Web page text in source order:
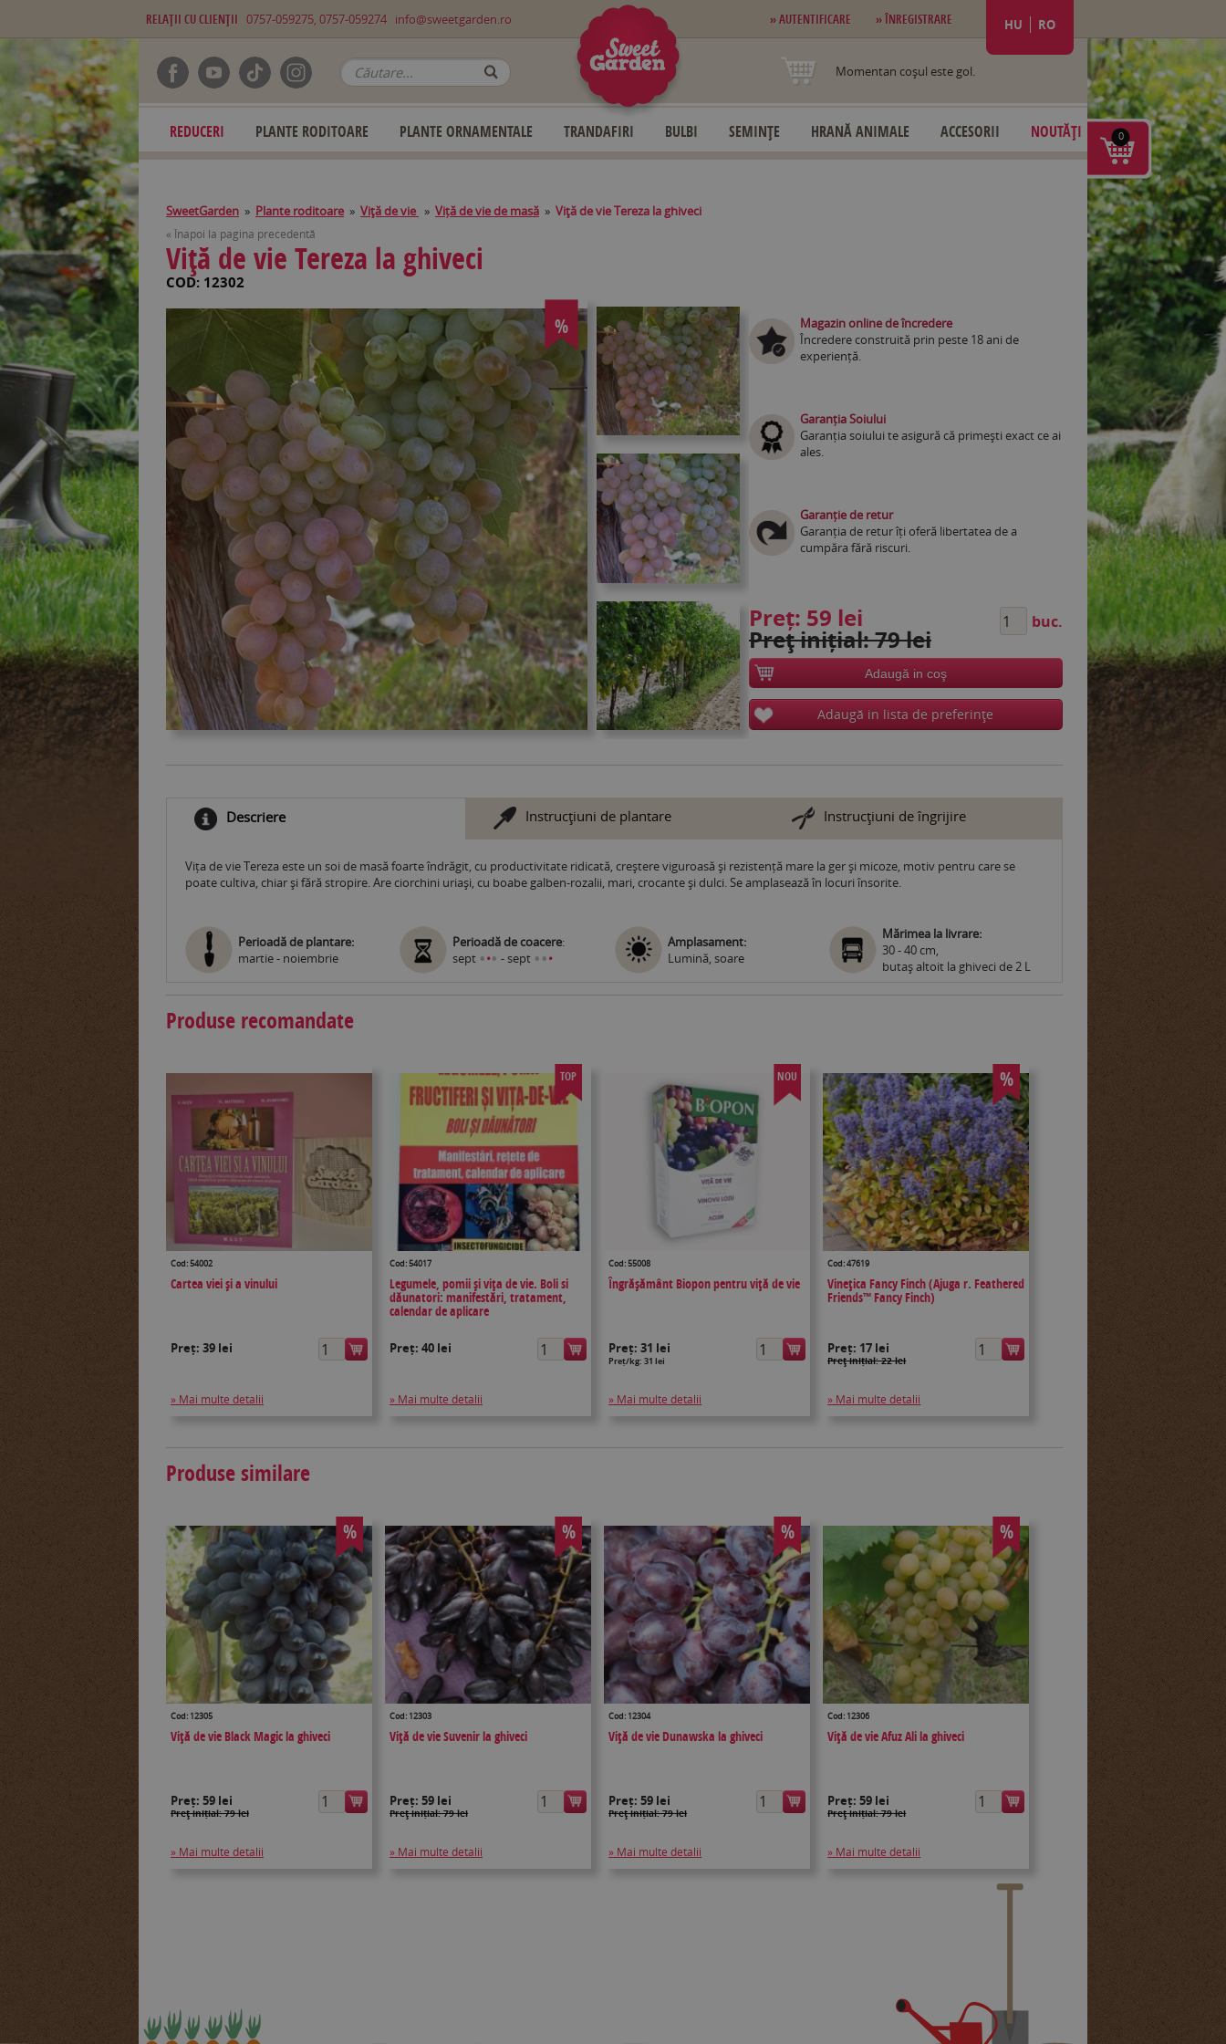
RELAŢII CU CLIENŢII 0757-059275, 0757-059274 info@sweetgarden.ro » AUTENTIFICARE » ÎNREGISTRARE HU RO
Momentan coşul este gol.
REDUCERI PLANTE RODITOARE PLANTE ORNAMENTALE TRANDAFIRI BULBI SEMINȚE HRANĂ ANIMALE ACCESORII NOUTĂȚI
SweetGarden » Plante roditoare » Viţă de vie » Viță de vie de masă » Viţă de vie Tereza la ghiveci
« Înapoi la pagina precedentă
Viţă de vie Tereza la ghiveci
COD: 12302
%
Magazin online de încredere
Încredere construită prin peste 18 ani de
experiență.
Garanția Soiului
Garanția soiului te asigură că primești exact ce ai
ales.
Garanție de retur
Garanția de retur îți oferă libertatea de a
cumpăra fără riscuri.
Preț: 59 lei
Preţ inițial: 79 lei
buc.
Adaugă in coş
Adaugă in lista de preferinţe
Descriere Instrucţiuni de plantare Instrucţiuni de îngrijire
Vița de vie Tereza este un soi de masă foarte îndrăgit, cu productivitate ridicată, creștere viguroasă și rezistență mare la ger şi micoze, motiv pentru care se
poate cultiva, chiar şi fără stropire. Are ciorchini uriaşi, cu boabe galben-rozalii, mari, crocante și dulci. Se amplasează în locuri însorite.
Perioadă de plantare:
martie - noiembrie
Perioadă de coacere:
sept ••• - sept •••
Amplasament:
Lumină, soare
Mărimea la livrare:
30 - 40 cm,
butaș altoit la ghiveci de 2 L
Produse recomandate
Cod: 54002
Cartea viei și a vinului
Preț: 39 lei
» Mai multe detalii
TOP
Cod: 54017
Legumele, pomii și vița de vie. Boli si
dăunatori: manifestări, tratament,
calendar de aplicare
Preț:40 lei
» Mai multe detalii
NOU
Cod: 55008
Îngrășământ Biopon pentru viță de vie
Preț:31 lei
Preț/kg: 31 lei
» Mai multe detalii
%
Cod: 47619
Vinețica Fancy Finch (Ajuga r. Feathered
Friends™ Fancy Finch)
Preț: 17 lei
Preţ inițial: 22 lei
» Mai multe detalii
Produse similare
%
Cod: 12305
Viţă de vie Black Magic la ghiveci
Preț: 59 lei
Preţ inițial: 79 lei
» Mai multe detalii
%
Cod: 12303
Viţă de vie Suvenir la ghiveci
Preț:59 lei
Preţ inițial: 79 lei
» Mai multe detalii
%
Cod: 12304
Viţă de vie Dunawska la ghiveci
Preț:59 lei
Preţ inițial: 79 lei
» Mai multe detalii
%
Cod: 12306
Viţă de vie Afuz Ali la ghiveci
Preț:59 lei
Preţ inițial: 79 lei
» Mai multe detalii
0